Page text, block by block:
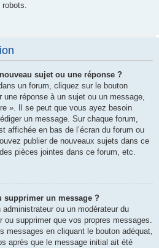
sujet ou une réponse ?
un forum, cliquez sur le bouton
réponse à un sujet ou un message,
». Il se peut que vous ayez besoin
un message. Sur chaque forum,
affichée en bas de l’écran du forum ou
publier de nouveaux sujets dans ce
pièces jointes dans ce forum, etc.
supprimer un message ?
ou un modérateur du
ou supprimer que vos propres messages.
messages en cliquant le bouton adéquat,
après que le message initial ait été